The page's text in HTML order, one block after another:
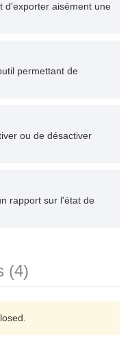
d'exporter aisément une
permettant de
ou de désactiver
rapport sur l'état de
(4)